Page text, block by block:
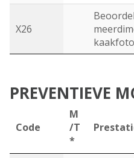
X26
kaakfoto
PREVENTIEVE
Code
M
/T
*